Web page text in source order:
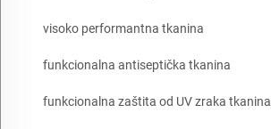
visoko performantna tkanina
funkcionalna antiseptička tkanina
funkcionalna zaštita od UV zraka tkanina